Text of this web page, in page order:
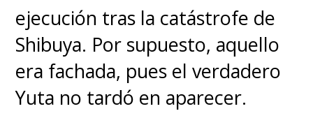
ejecución tras la catástrofe de
Shibuya. Por supuesto, aquello
era fachada, pues el verdadero
Yuta no tardó en aparecer.